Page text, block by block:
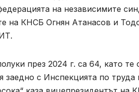
на независимите
на КНСБ Огнян Атанасов и
през 2024 г. са 64, като
заедно с Инспекцията по